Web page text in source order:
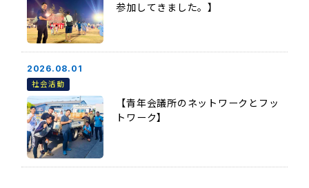
参加してきました。】
2026.08.01
社会活動
【青年会議所のネットワークとフッ
トワーク】